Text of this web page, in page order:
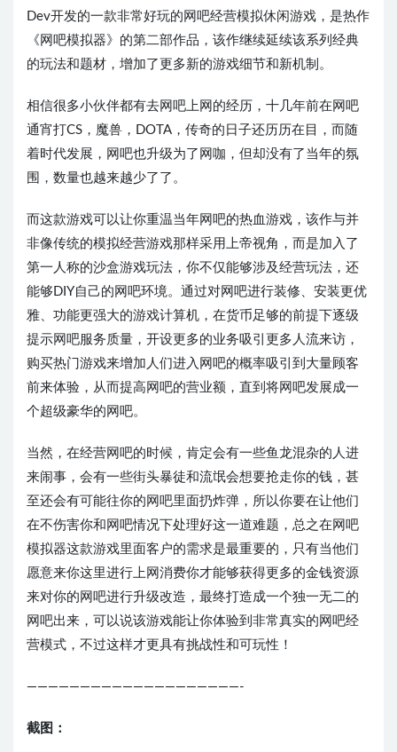
Dev开发的一款非常好玩的网吧经营模拟休闲游戏，是热作
《网吧模拟器》的第二部作品，该作继续延续该系列经典
的玩法和题材，增加了更多新的游戏细节和新机制。
相信很多小伙伴都有去网吧上网的经历，十几年前在网吧
通宵打CS，魔兽，DOTA，传奇的日子还历历在目，而随
着时代发展，网吧也升级为了网咖，但却没有了当年的氛
围，数量也越来越少了了。
而这款游戏可以让你重温当年网吧的热血游戏，该作与并
非像传统的模拟经营游戏那样采用上帝视角，而是加入了
第一人称的沙盒游戏玩法，你不仅能够涉及经营玩法，还
能够DIY自己的网吧环境。通过对网吧进行装修、安装更优
雅、功能更强大的游戏计算机，在货币足够的前提下逐级
提示网吧服务质量，开设更多的业务吸引更多人流来访，
购买热门游戏来增加人们进入网吧的概率吸引到大量顾客
前来体验，从而提高网吧的营业额，直到将网吧发展成一
个超级豪华的网吧。
当然，在经营网吧的时候，肯定会有一些鱼龙混杂的人进
来闹事，会有一些街头暴徒和流氓会想要抢走你的钱，甚
至还会有可能往你的网吧里面扔炸弹，所以你要在让他们
在不伤害你和网吧情况下处理好这一道难题，总之在网吧
模拟器这款游戏里面客户的需求是最重要的，只有当他们
愿意来你这里进行上网消费你才能够获得更多的金钱资源
来对你的网吧进行升级改造，最终打造成一个独一无二的
网吧出来，可以说该游戏能让你体验到非常真实的网吧经
营模式，不过这样才更具有挑战性和可玩性！
————————————————————-
截图：